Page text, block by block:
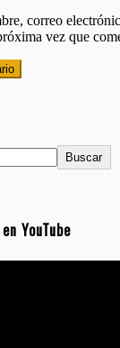
correo
vez que
Buscar
YouTube